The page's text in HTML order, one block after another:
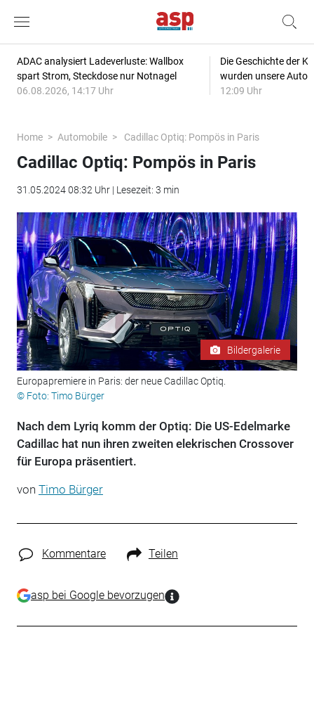
ADAC analysiert Ladeverluste: Wallbox
spart Strom, Steckdose nur Notnagel
06.08.2026, 14:17 Uhr
Die Geschichte der
wurden unsere
12:09 Uhr
Home Automobile Cadillac Optiq: Pompös in Paris
Cadillac Optiq: Pompös in Paris
31.05.2024 08:32 Uhr | Lesezeit: 3 min
Bildergalerie
Europapremiere in Paris: der neue Cadillac Optiq.
© Foto: Timo Bürger
Nach dem Lyriq komm der Optiq: Die US-Edelmarke
Cadillac hat nun ihren zweiten elekrischen Crossover
für Europa präsentiert.
von Timo Bürger
Kommentare Teilen
asp bei Google bevorzugen